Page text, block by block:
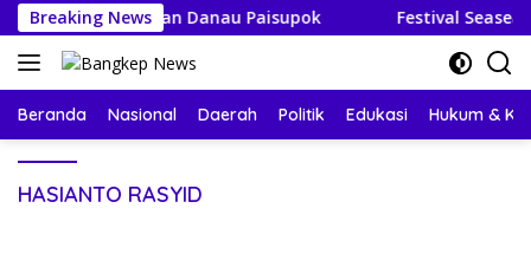
Langsung
ke
konten
Breaking News
Poganda dan Danau Paisupok Festival Seasea
Beranda Nasional Daerah Politik Edukasi Hukum &
HASIANTO RASYID